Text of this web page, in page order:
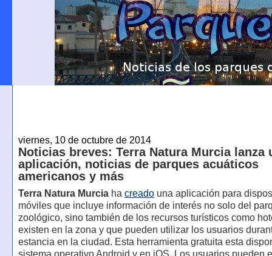
viernes, 10 de octubre de 2014
Noticias breves: Terra Natura Murcia lanza
aplicación, noticias de parques acuáticos
americanos y más
Terra Natura Murciaha creadouna aplicación para
móviles que incluye información de interés no solo del
zoológico, sino también de los recursos turísticos como
existen en la zona y que pueden utilizar los usuarios
estancia en la ciudad. Esta herramienta gratuita esta
sistema operativo Android y en iOS. Los usuarios pueden